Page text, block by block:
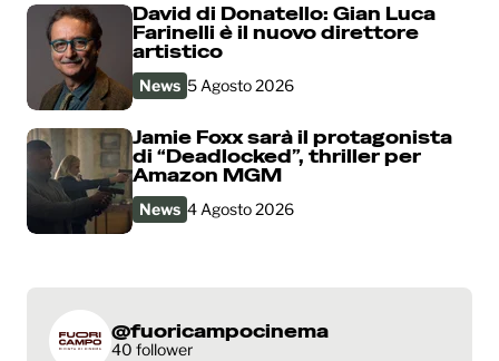
David di Donatello: Gian Luca
Farinelli è il nuovo direttore
artistico
News 5 Agosto 2026
Jamie Foxx sarà il protagonista
di “Deadlocked”, thriller per
Amazon MGM
News 4 Agosto 2026
@fuoricampocinema
40 follower